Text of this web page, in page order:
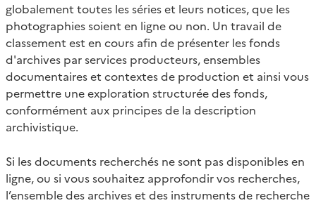
globalement toutes les séries et leurs notices, que les
photographies soient en ligne ou non. Un travail de
classement est en cours afin de présenter les fonds
d'archives par services producteurs, ensembles
documentaires et contextes de production et ainsi vous
permettre une exploration structurée des fonds,
conformément aux principes de la description
archivistique.
Si les documents recherchés ne sont pas disponibles en
ligne, ou si vous souhaitez approfondir vos recherches,
l’ensemble des archives et des instruments de recherche